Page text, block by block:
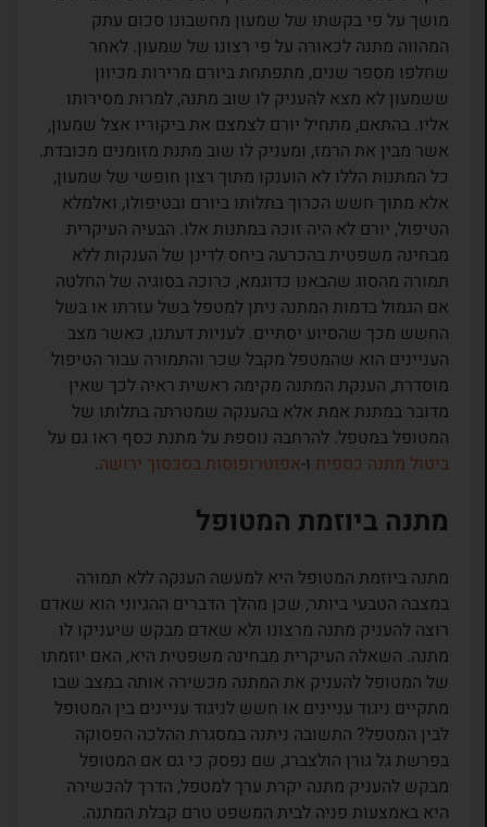
מושך על פי בקשתו של שמעון מחשבונו סכום עתק
המהווה מתנה לכאורה על פי רצונו של שמעון. לאחר
שחלפו מספר שנים, מתפתחת ביורם מרירות מכיוון
ששמעון לא מצא להעניק לו שוב מתנה, למרות מסירותו
אליו. בהתאם, מתחיל יורם לצמצם את ביקוריו אצל שמעון,
אשר מבין את הרמז, ומעניק לו שוב מתנת מזומנים מכובדת.
כל המתנות הללו לא הוענקו מתוך רצון חופשי של שמעון,
אלא מתוך חשש הכרוך בתלותו ביורם ובטיפולו, ואלמלא
הטיפול, יורם לא היה זוכה במתנות אלו. הבעיה העיקרית
מבחינה משפטית בהכרעה ביחס לדינן של הענקות ללא
תמורה מהסוג שהבאנו כדוגמא, כרוכה בסוגיה של החלטה
אם הגמול בדמות המתנה ניתן למטפל בשל עזרתו או בשל
החשש מכך שהסיוע יסתיים. לעניות דעתנו, כאשר מצב
העניינים הוא שהמטפל מקבל שכר והתמורה עבור הטיפול
מוסדרת, הענקת המתנה מקימה ראשית ראיה לכך שאין
מדובר במתנת אמת אלא בהענקה שמטרתה בתלותו של
המטופל במטפל. להרחבה נוספת על מתנת כסף ראו גם על
ביטול מתנה כספיתו-אפוטרופוסות בסכסוך ירושה.
מתנה ביוזמת המטופל
מתנה ביוזמת המטופל היא למעשה הענקה ללא תמורה
במצבה הטבעי ביותר, שכן מהלך הדברים ההגיוני הוא שאדם
רוצה להעניק מתנה מרצונו ולא שאדם מבקש שיעניקו לו
מתנה. השאלה העיקרית מבחינה משפטית היא, האם יוזמתו
של המטופל להעניק את המתנה מכשירה אותה במצב שבו
מתקיים ניגוד עניינים או חשש לניגוד עניינים בין המטופל
לבין המטפל? התשובה ניתנה במסגרת ההלכה הפסוקה
בפרשת גל גורן הולצברג, שם נפסק כי גם אם המטופל
מבקש להעניק מתנה יקרת ערך למטפל, הדרך להכשירה
היא באמצעות פניה לבית המשפט טרם קבלת המתנה.